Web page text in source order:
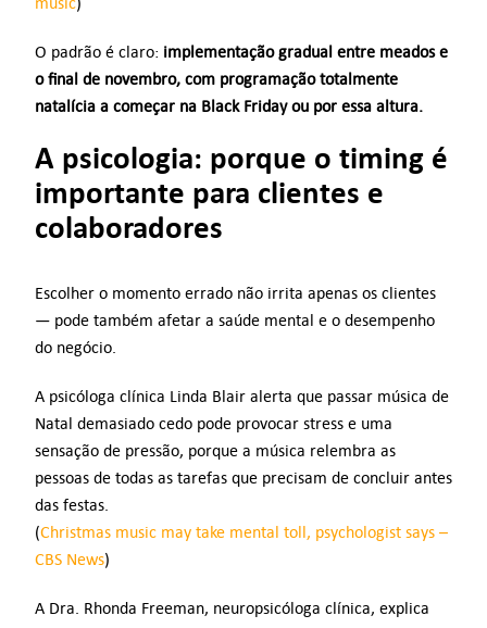
O padrão é claro: implementação gradual entre meados e
o final de novembro, com programação totalmente
natalícia a começar na Black Friday ou por essa altura.
A psicologia: porque o timing é
importante para clientes e
colaboradores
Escolher o momento errado não irrita apenas os clientes
— pode também afetar a saúde mental e o desempenho
do negócio.
A psicóloga clínica Linda Blair alerta que passar música de
Natal demasiado cedo pode provocar stress e uma
sensação de pressão, porque a música relembra as
pessoas de todas as tarefas que precisam de concluir antes
das festas.
(Christmas music may take mental toll, psychologist says –
CBS News)
A Dra. Rhonda Freeman, neuropsicóloga clínica, explica